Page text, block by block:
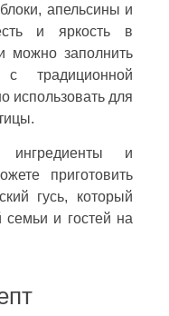
апельсины и
и яркость в
можно заполнить
традиционной
использовать для
ингредиенты и
приготовить
гусь, который
семьи и гостей на